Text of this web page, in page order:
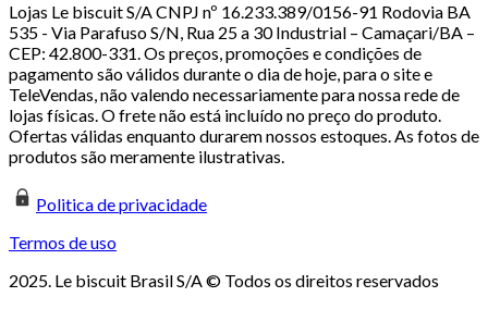
Lojas Le biscuit S/A CNPJ nº 16.233.389/0156-91 Rodovia BA
535 - Via Parafuso S/N, Rua 25 a 30 Industrial – Camaçari/BA –
CEP: 42.800-331. Os preços, promoções e condições de
pagamento são válidos durante o dia de hoje, para o site e
TeleVendas, não valendo necessariamente para nossa rede de
lojas físicas. O frete não está incluído no preço do produto.
Ofertas válidas enquanto durarem nossos estoques. As fotos de
produtos são meramente ilustrativas.
Politica de privacidade
Termos de uso
2025. Le biscuit Brasil S/A © Todos os direitos reservados